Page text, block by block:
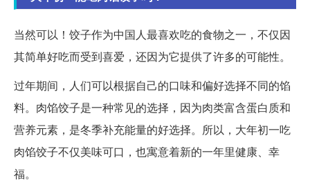
当然可以！饺子作为中国人最喜欢吃的食物之一，不仅因
其简单好吃而受到喜爱，还因为它提供了许多的可能性。
过年期间，人们可以根据自己的口味和偏好选择不同的馅
料。肉馅饺子是一种常见的选择，因为肉类富含蛋白质和
营养元素，是冬季补充能量的好选择。所以，大年初一吃
肉馅饺子不仅美味可口，也寓意着新的一年里健康、幸
福。